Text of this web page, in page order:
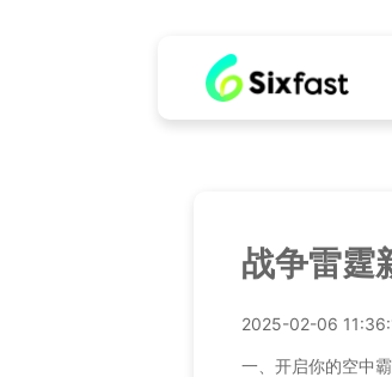
战争雷霆
2025-02-06
一、开启你的空中